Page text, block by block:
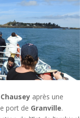
Chausey après une
port de Granville.